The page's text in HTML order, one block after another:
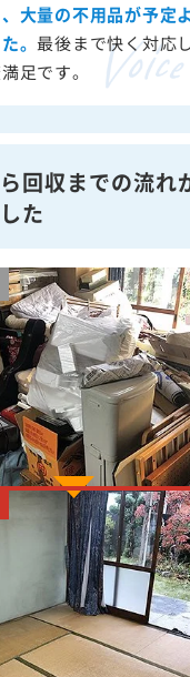
大量の不用品が予定
。 最後まで快く対応
足です。
回収までの流れ
た